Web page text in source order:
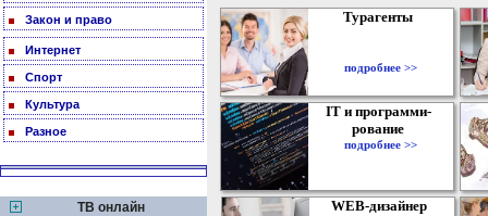
Закон и право
Интернет
Спорт
Культура
Разное
ТВ онлайн
Турагенты
подробнее >>
IT и программи-
рование
подробнее >>
WEB-дизайнер